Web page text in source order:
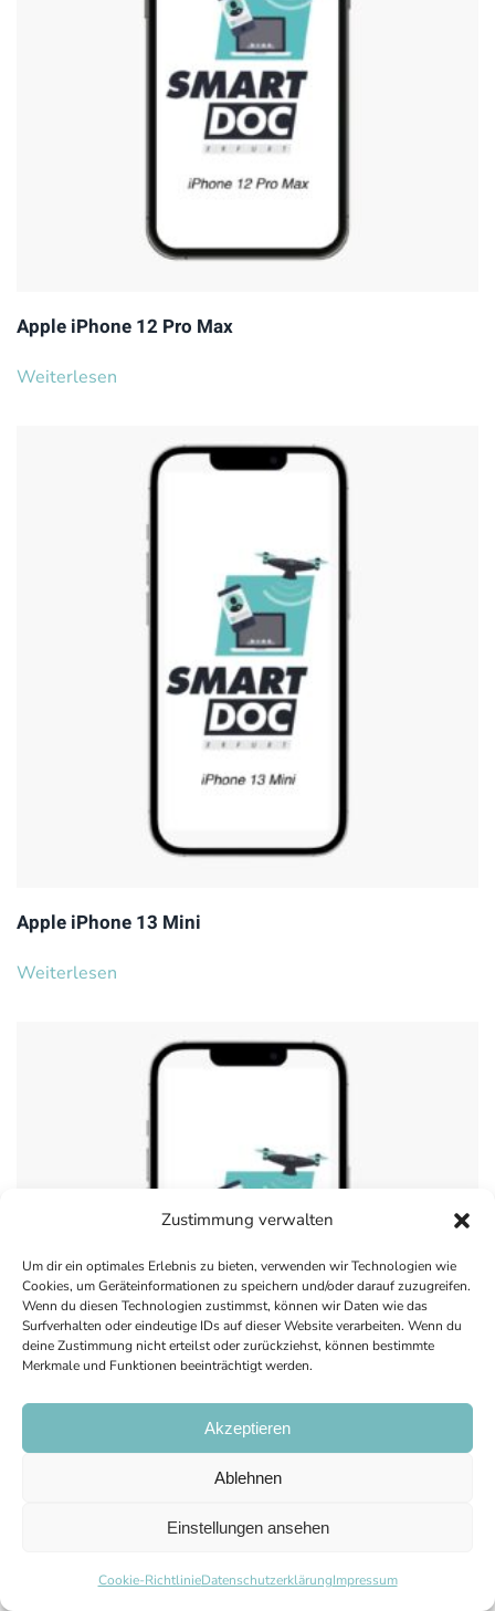
Zustimmung verwalten
Um dir ein optimales Erlebnis zu bieten, verwenden wir Technologien wie
Cookies, um Geräteinformationen zu speichern und/oder darauf zuzugreifen.
Wenn du diesen Technologien zustimmst, können wir Daten wie das
Surfverhalten oder eindeutige IDs auf dieser Website verarbeiten. Wenn du
deine Zustimmung nicht erteilst oder zurückziehst, können bestimmte
Merkmale und Funktionen beeinträchtigt werden.
Akzeptieren
Ablehnen
Einstellungen ansehen
Cookie-RichtlinieDatenschutzerklärungImpressum
Apple iPhone 12 Pro Max
Weiterlesen
Apple iPhone 13 Mini
Weiterlesen
Weiterlesen